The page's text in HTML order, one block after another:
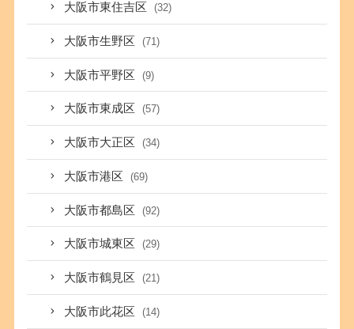
大阪市東住吉区 (32)
大阪市生野区 (71)
大阪市平野区 (9)
大阪市東成区 (57)
大阪市大正区 (34)
大阪市港区 (69)
大阪市都島区 (92)
大阪市城東区 (29)
大阪市鶴見区 (21)
大阪市此花区 (14)